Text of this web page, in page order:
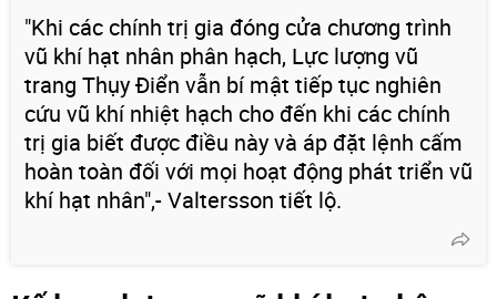
"Khi các chính trị gia đóng cửa chương trình
vũ khí hạt nhân phân hạch, Lực lượng vũ
trang Thụy Điển vẫn bí mật tiếp tục nghiên
cứu vũ khí nhiệt hạch cho đến khi các chính
trị gia biết được điều này và áp đặt lệnh cấm
hoàn toàn đối với mọi hoạt động phát triển vũ
khí hạt nhân",- Valtersson tiết lộ.